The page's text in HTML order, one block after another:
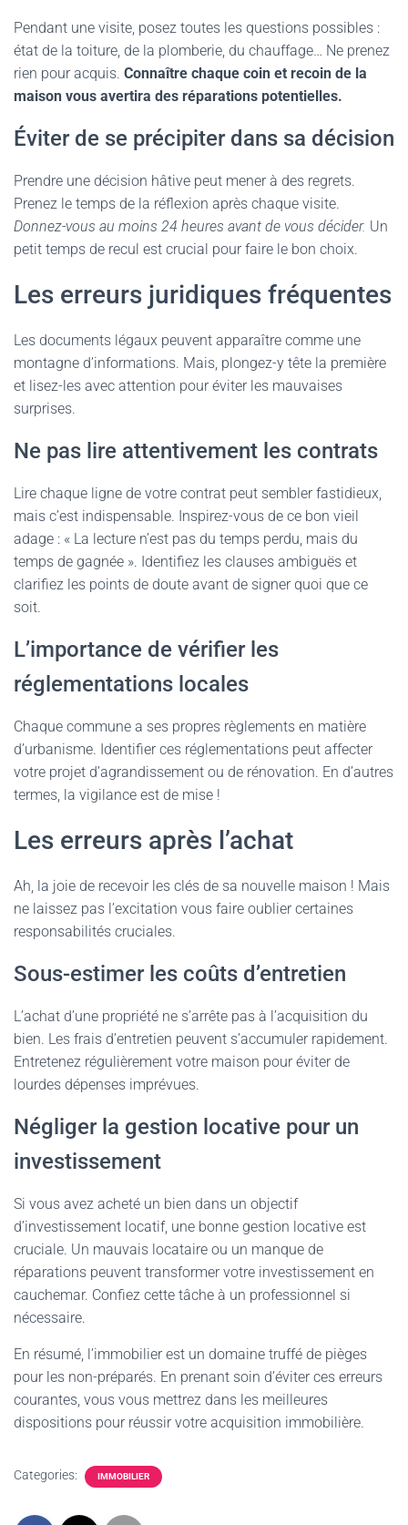
Pendant une visite, posez toutes les questions possibles :
état de la toiture, de la plomberie, du chauffage… Ne prenez
rien pour acquis. Connaître chaque coin et recoin de la
maison vous avertira des réparations potentielles.
Éviter de se précipiter dans sa décision
Prendre une décision hâtive peut mener à des regrets.
Prenez le temps de la réflexion après chaque visite.
Donnez-vous au moins 24 heures avant de vous décider. Un
petit temps de recul est crucial pour faire le bon choix.
Les erreurs juridiques fréquentes
Les documents légaux peuvent apparaître comme une
montagne d’informations. Mais, plongez-y tête la première
et lisez-les avec attention pour éviter les mauvaises
surprises.
Ne pas lire attentivement les contrats
Lire chaque ligne de votre contrat peut sembler fastidieux,
mais c’est indispensable. Inspirez-vous de ce bon vieil
adage : « La lecture n’est pas du temps perdu, mais du
temps de gagnée ». Identifiez les clauses ambiguës et
clarifiez les points de doute avant de signer quoi que ce
soit.
L’importance de vérifier les
réglementations locales
Chaque commune a ses propres règlements en matière
d’urbanisme. Identifier ces réglementations peut affecter
votre projet d’agrandissement ou de rénovation. En d’autres
termes, la vigilance est de mise !
Les erreurs après l’achat
Ah, la joie de recevoir les clés de sa nouvelle maison ! Mais
ne laissez pas l’excitation vous faire oublier certaines
responsabilités cruciales.
Sous-estimer les coûts d’entretien
L’achat d’une propriété ne s’arrête pas à l’acquisition du
bien. Les frais d’entretien peuvent s’accumuler rapidement.
Entretenez régulièrement votre maison pour éviter de
lourdes dépenses imprévues.
Négliger la gestion locative pour un
investissement
Si vous avez acheté un bien dans un objectif
d’investissement locatif, une bonne gestion locative est
cruciale. Un mauvais locataire ou un manque de
réparations peuvent transformer votre investissement en
cauchemar. Confiez cette tâche à un professionnel si
nécessaire.
En résumé, l’immobilier est un domaine truffé de pièges
pour les non-préparés. En prenant soin d’éviter ces erreurs
courantes, vous vous mettrez dans les meilleures
dispositions pour réussir votre acquisition immobilière.
Categories: IMMOBILIER